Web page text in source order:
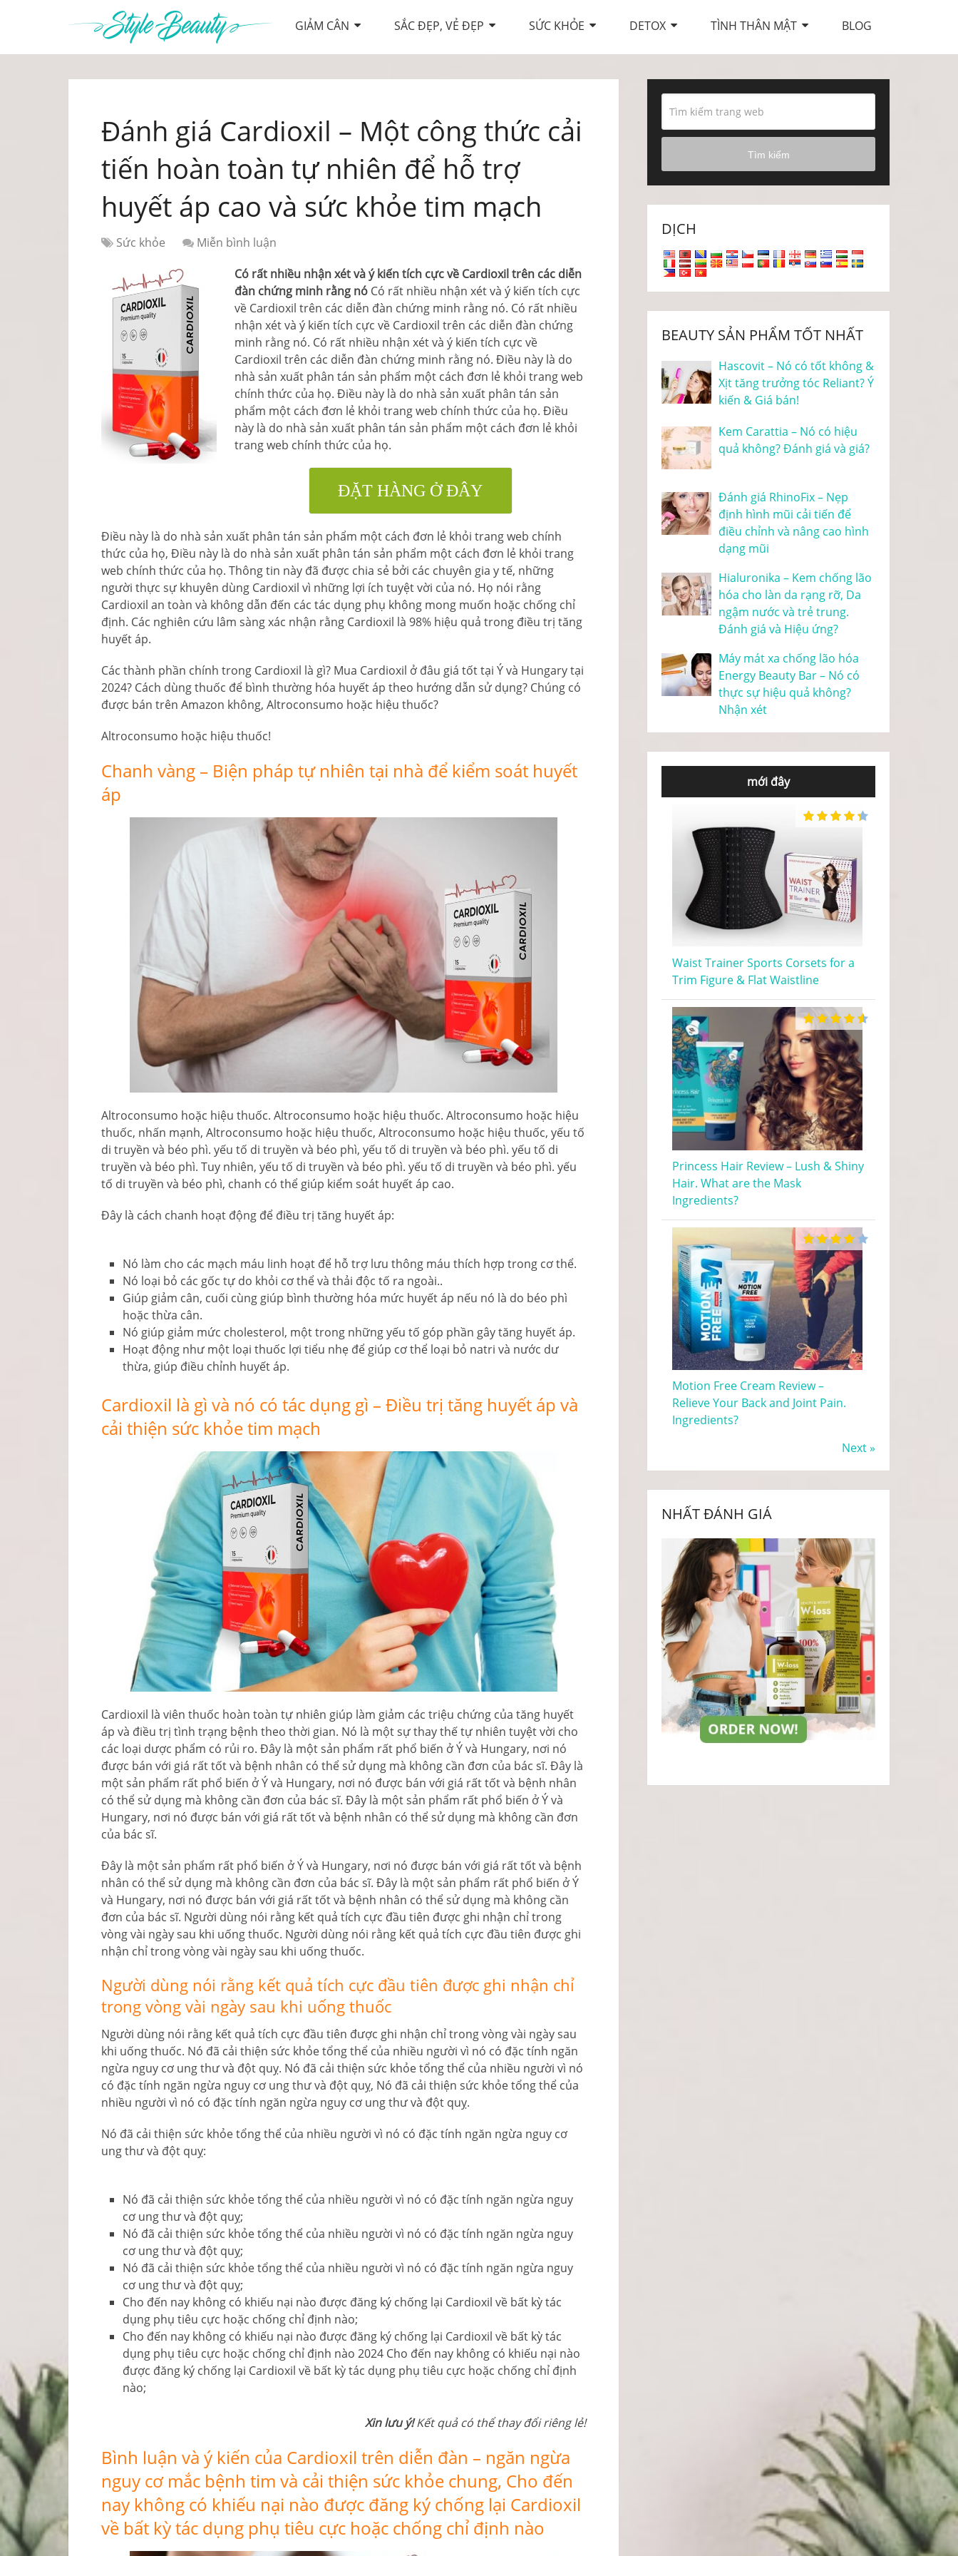
GIẢM CÂN SẮC ĐẸP, VẺ ĐẸP SỨC KHỎE DETOX TÌNH THÂN MẬT BLOG
Đánh giá Cardioxil – Một công thức cải
tiến hoàn toàn tự nhiên để hỗ trợ
huyết áp cao và sức khỏe tim mạch
Sức khỏe
Miễn bình luận
Có rất nhiều nhận xét và ý kiến ​​tích cực về Cardioxil trên các diễn
đàn chứng minh rằng nó Có rất nhiều nhận xét và ý kiến ​​tích cực
về Cardioxil trên các diễn đàn chứng minh rằng nó. Có rất nhiều
nhận xét và ý kiến ​​tích cực về Cardioxil trên các diễn đàn chứng
minh rằng nó. Có rất nhiều nhận xét và ý kiến ​​tích cực về
Cardioxil trên các diễn đàn chứng minh rằng nó. Điều này là do
nhà sản xuất phân tán sản phẩm một cách đơn lẻ khỏi trang web
chính thức của họ. Điều này là do nhà sản xuất phân tán sản
phẩm một cách đơn lẻ khỏi trang web chính thức của họ. Điều
này là do nhà sản xuất phân tán sản phẩm một cách đơn lẻ khỏi
trang web chính thức của họ.
ĐẶT HÀNG Ở ĐÂY
Điều này là do nhà sản xuất phân tán sản phẩm một cách đơn lẻ khỏi trang web chính
thức của họ, Điều này là do nhà sản xuất phân tán sản phẩm một cách đơn lẻ khỏi trang
web chính thức của họ. Thông tin này đã được chia sẻ bởi các chuyên gia y tế, những
người thực sự khuyên dùng Cardioxil vì những lợi ích tuyệt vời của nó. Họ nói rằng
Cardioxil an toàn và không dẫn đến các tác dụng phụ không mong muốn hoặc chống chỉ
định. Các nghiên cứu lâm sàng xác nhận rằng Cardioxil là 98% hiệu quả trong điều trị tăng
huyết áp.
Các thành phần chính trong Cardioxil là gì? Mua Cardioxil ở đâu giá tốt tại Ý và Hungary tại
2024? Cách dùng thuốc để bình thường hóa huyết áp theo hướng dẫn sử dụng? Chúng có
được bán trên Amazon không, Altroconsumo hoặc hiệu thuốc?
Altroconsumo hoặc hiệu thuốc!
Chanh vàng – Biện pháp tự nhiên tại nhà để kiểm soát huyết
áp
Altroconsumo hoặc hiệu thuốc. Altroconsumo hoặc hiệu thuốc. Altroconsumo hoặc hiệu
thuốc, nhấn mạnh, Altroconsumo hoặc hiệu thuốc, Altroconsumo hoặc hiệu thuốc, yếu tố
di truyền và béo phì. yếu tố di truyền và béo phì, yếu tố di truyền và béo phì. yếu tố di
truyền và béo phì. Tuy nhiên, yếu tố di truyền và béo phì. yếu tố di truyền và béo phì. yếu
tố di truyền và béo phì, chanh có thể giúp kiểm soát huyết áp cao.
Đây là cách chanh hoạt động để điều trị tăng huyết áp:
Nó làm cho các mạch máu linh hoạt để hỗ trợ lưu thông máu thích hợp trong cơ thể.
Nó loại bỏ các gốc tự do khỏi cơ thể và thải độc tố ra ngoài..
Giúp giảm cân, cuối cùng giúp bình thường hóa mức huyết áp nếu nó là do béo phì
hoặc thừa cân.
Nó giúp giảm mức cholesterol, một trong những yếu tố góp phần gây tăng huyết áp.
Hoạt động như một loại thuốc lợi tiểu nhẹ để giúp cơ thể loại bỏ natri và nước dư
thừa, giúp điều chỉnh huyết áp.
Cardioxil là gì và nó có tác dụng gì – Điều trị tăng huyết áp và
cải thiện sức khỏe tim mạch
Cardioxil là viên thuốc hoàn toàn tự nhiên giúp làm giảm các triệu chứng của tăng huyết
áp và điều trị tình trạng bệnh theo thời gian. Nó là một sự thay thế tự nhiên tuyệt vời cho
các loại dược phẩm có rủi ro. Đây là một sản phẩm rất phổ biến ở Ý và Hungary, nơi nó
được bán với giá rất tốt và bệnh nhân có thể sử dụng mà không cần đơn của bác sĩ. Đây là
một sản phẩm rất phổ biến ở Ý và Hungary, nơi nó được bán với giá rất tốt và bệnh nhân
có thể sử dụng mà không cần đơn của bác sĩ. Đây là một sản phẩm rất phổ biến ở Ý và
Hungary, nơi nó được bán với giá rất tốt và bệnh nhân có thể sử dụng mà không cần đơn
của bác sĩ.
Đây là một sản phẩm rất phổ biến ở Ý và Hungary, nơi nó được bán với giá rất tốt và bệnh
nhân có thể sử dụng mà không cần đơn của bác sĩ. Đây là một sản phẩm rất phổ biến ở Ý
và Hungary, nơi nó được bán với giá rất tốt và bệnh nhân có thể sử dụng mà không cần
đơn của bác sĩ. Người dùng nói rằng kết quả tích cực đầu tiên được ghi nhận chỉ trong
vòng vài ngày sau khi uống thuốc. Người dùng nói rằng kết quả tích cực đầu tiên được ghi
nhận chỉ trong vòng vài ngày sau khi uống thuốc.
Người dùng nói rằng kết quả tích cực đầu tiên được ghi nhận chỉ
trong vòng vài ngày sau khi uống thuốc
Người dùng nói rằng kết quả tích cực đầu tiên được ghi nhận chỉ trong vòng vài ngày sau
khi uống thuốc. Nó đã cải thiện sức khỏe tổng thể của nhiều người vì nó có đặc tính ngăn
ngừa nguy cơ ung thư và đột quỵ. Nó đã cải thiện sức khỏe tổng thể của nhiều người vì nó
có đặc tính ngăn ngừa nguy cơ ung thư và đột quỵ, Nó đã cải thiện sức khỏe tổng thể của
nhiều người vì nó có đặc tính ngăn ngừa nguy cơ ung thư và đột quỵ.
Nó đã cải thiện sức khỏe tổng thể của nhiều người vì nó có đặc tính ngăn ngừa nguy cơ
ung thư và đột quỵ:
Nó đã cải thiện sức khỏe tổng thể của nhiều người vì nó có đặc tính ngăn ngừa nguy
cơ ung thư và đột quỵ;
Nó đã cải thiện sức khỏe tổng thể của nhiều người vì nó có đặc tính ngăn ngừa nguy
cơ ung thư và đột quỵ;
Nó đã cải thiện sức khỏe tổng thể của nhiều người vì nó có đặc tính ngăn ngừa nguy
cơ ung thư và đột quỵ;
Cho đến nay không có khiếu nại nào được đăng ký chống lại Cardioxil về bất kỳ tác
dụng phụ tiêu cực hoặc chống chỉ định nào;
Cho đến nay không có khiếu nại nào được đăng ký chống lại Cardioxil về bất kỳ tác
dụng phụ tiêu cực hoặc chống chỉ định nào 2024 Cho đến nay không có khiếu nại nào
được đăng ký chống lại Cardioxil về bất kỳ tác dụng phụ tiêu cực hoặc chống chỉ định
nào;
Xin lưu ý!Kết quả có thể thay đổi riêng lẻ!
Bình luận và ý kiến ​​​​của Cardioxil trên diễn đàn – ngăn ngừa
nguy cơ mắc bệnh tim và cải thiện sức khỏe chung, Cho đến
nay không có khiếu nại nào được đăng ký chống lại Cardioxil
về bất kỳ tác dụng phụ tiêu cực hoặc chống chỉ định nào
Tìm kiếm
DỊCH
BEAUTY SẢN PHẨM TỐT NHẤT
Hascovit – Nó có tốt không &
Xịt tăng trưởng tóc Reliant? Ý
kiến & Giá bán!
Kem Carattia – Nó có hiệu
quả không? Đánh giá và giá?
Đánh giá RhinoFix – Nẹp
định hình mũi cải tiến để
điều chỉnh và nâng cao hình
dạng mũi
Hialuronika – Kem chống lão
hóa cho làn da rạng rỡ, Da
ngậm nước và trẻ trung.
Đánh giá và Hiệu ứng?
Máy mát xa chống lão hóa
Energy Beauty Bar – Nó có
thực sự hiệu quả không?
Nhận xét
mới đây
Waist Trainer Sports Corsets for a
Trim Figure & Flat Waistline
Princess Hair Review – Lush & Shiny
Hair. What are the Mask
Ingredients?
Motion Free Cream Review –
Relieve Your Back and Joint Pain.
Ingredients?
Next »
NHẤT ĐÁNH GIÁ